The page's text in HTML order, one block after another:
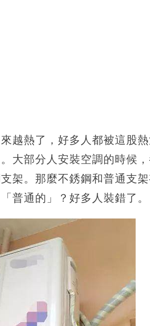
越熱了，好多人都被這股
大部分人安裝空調的時候，
架。那麼不銹鋼和普通支
普通的」？好多人裝錯了。